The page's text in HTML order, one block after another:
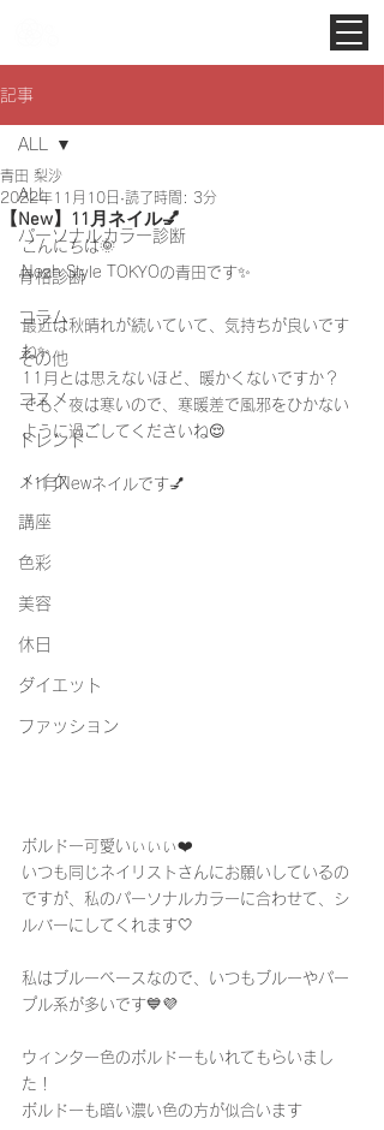
記事
ALL
パーソナルカラー診断
骨格診断
コラム
その他
コスメ
トレンド
メイク
講座
色彩
美容
休日
ダイエット
ファッション
ALL
【New】11月ネイル💅
青田 梨沙
2022年11月10日 読了時間: 3分
こんにちは🌞
Noah Style TOKYOの青田です✨
最近は秋晴れが続いていて、気持ちが良いです
ね✨
11月とは思えないほど、暖かくないですか？
でも、夜は寒いので、寒暖差で風邪をひかない
ように過ごしてくださいね😌
11月Newネイルです💅
ボルドー可愛いぃぃぃ❤️
いつも同じネイリストさんにお願いしているの
ですが、私のパーソナルカラーに合わせて、シ
ルバーにしてくれます🤍
私はブルーベースなので、いつもブルーやパー
プル系が多いです💙💜
ウィンター色のボルドーもいれてもらいまし
た！
ボルドーも暗い濃い色の方が似合います